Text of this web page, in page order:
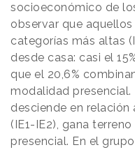
socioeconómico de
observar que
categorías más altas
desde casa: casi el
que el 20,6%
modalidad
desciende en relación
(IE1-IE2), gana
presencial. En el